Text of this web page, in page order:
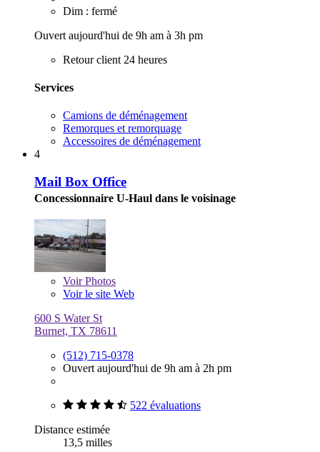
Dim : fermé
Ouvert aujourd'hui de 9h am à 3h pm
Retour client 24 heures
Services
Camions de déménagement
Remorques et remorquage
Accessoires de déménagement
4
Mail Box Office
Concessionnaire U-Haul dans le voisinage
VoirPhotos
Voir le site Web
600 S Water St
Burnet, TX 78611
(512) 715-0378
Ouvert aujourd'hui de 9h am à 2h pm
522 évaluations
Distance estimée
13,5 milles